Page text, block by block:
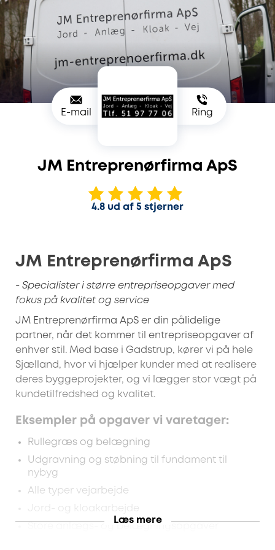
E-mail Ring
JM Entreprenørfirma ApS
4.8 ud af 5 stjerner
JM Entreprenørfirma ApS
- Specialister i større entrepriseopgaver med
fokus på kvalitet og service
JM Entreprenørfirma ApS er din pålidelige
partner, når det kommer til entrepriseopgaver af
enhver stil. Med base i Gadstrup, kører vi på hele
Sjælland, hvor vi hjælper kunder med at realisere
deres byggeprojekter, og vi lægger stor vægt på
kundetilfredshed og kvalitet.
Eksempler på opgaver vi varetager:
Rullegræs og belægning
Udgravning og støbning til fundament til
nybyg
Alle typer vejarbejde
Jord- og kloakarbejde
Læs mere